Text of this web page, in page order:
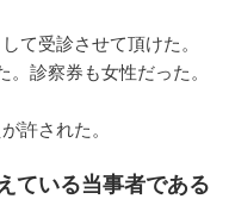
て受診させて頂けた。
診察券も女性だった。
許された。
ている当事者である